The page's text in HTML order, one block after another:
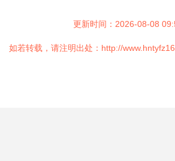
更新时间：2026-08-08
如若转载，请注明出处：http://